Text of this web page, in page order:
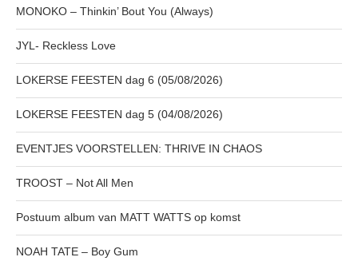
MONOKO – Thinkin’ Bout You (Always)
JYL- Reckless Love
LOKERSE FEESTEN dag 6 (05/08/2026)
LOKERSE FEESTEN dag 5 (04/08/2026)
EVENTJES VOORSTELLEN: THRIVE IN CHAOS
TROOST – Not All Men
Postuum album van MATT WATTS op komst
NOAH TATE – Boy Gum